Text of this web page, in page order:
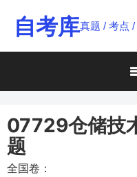
自考库真题 / 考点
07729仓储技
题
全国卷：